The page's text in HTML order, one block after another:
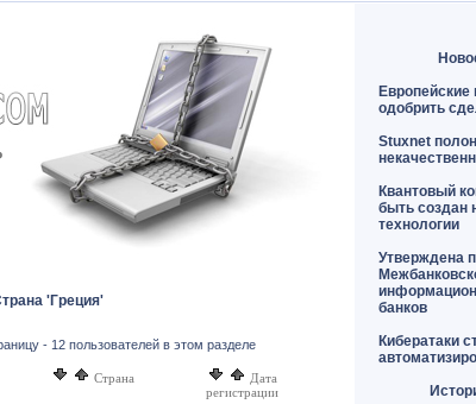
'Греция'
- 12 пользователей в этом разделе
Страна
Дата
регистрации
Европейские
одобрить
Stuxnet
Квантовый
быть создан
технологии
Утверждена
банков
Кибератаки